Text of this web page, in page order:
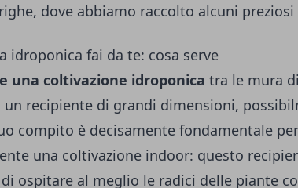
dove abbiamo raccolto alcuni preziosi
idroponica fai da te: cosa serve
una coltivazione idroponica tra le mura
un recipiente di grandi dimensioni,
compito è decisamente fondamentale
una coltivazione indoor: questo
di ospitare al meglio le radici delle piante